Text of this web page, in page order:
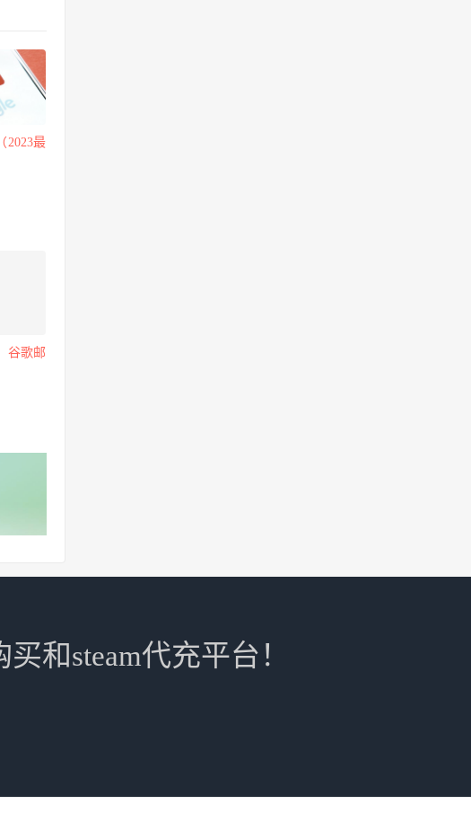
（2023最
谷歌邮
和steam代充平台！